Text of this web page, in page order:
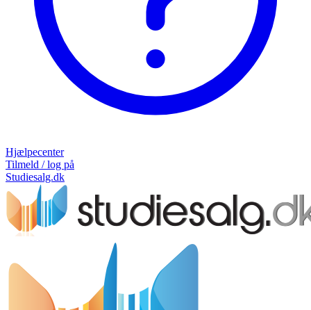
Hjælpecenter
Tilmeld / log på
Studiesalg.dk